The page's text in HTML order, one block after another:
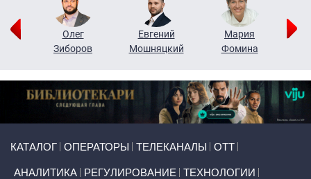
Олег
Зиборов
Евгений
Мошняцкий
Мария
Фомина
КАТАЛОГ ОПЕРАТОРЫ ТЕЛЕКАНАЛЫ ОТТ
АНАЛИТИКА РЕГУЛИРОВАНИЕ ТЕХНОЛОГИИ